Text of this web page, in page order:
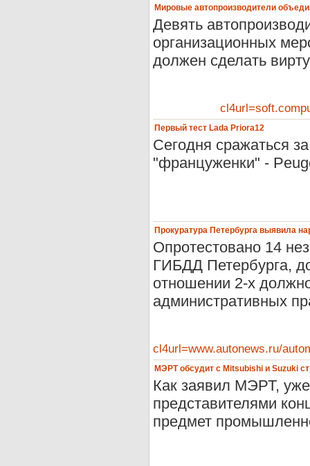
Мировые автопроизводители
Девять
организационных
должен сделать
Первый тест Lada Priora12
Сегодня сражаться
"француженки" -
Прокуратура Петербурга выявила
Опротестовано 14
ГИБДД Петербурга,
отношении 2-х
административных
cl4url=www.autonews.ru/
МЭРТ обсудит с Mitsubishi и Suzuki
Как заявил МЭРТ,
представителями
предмет